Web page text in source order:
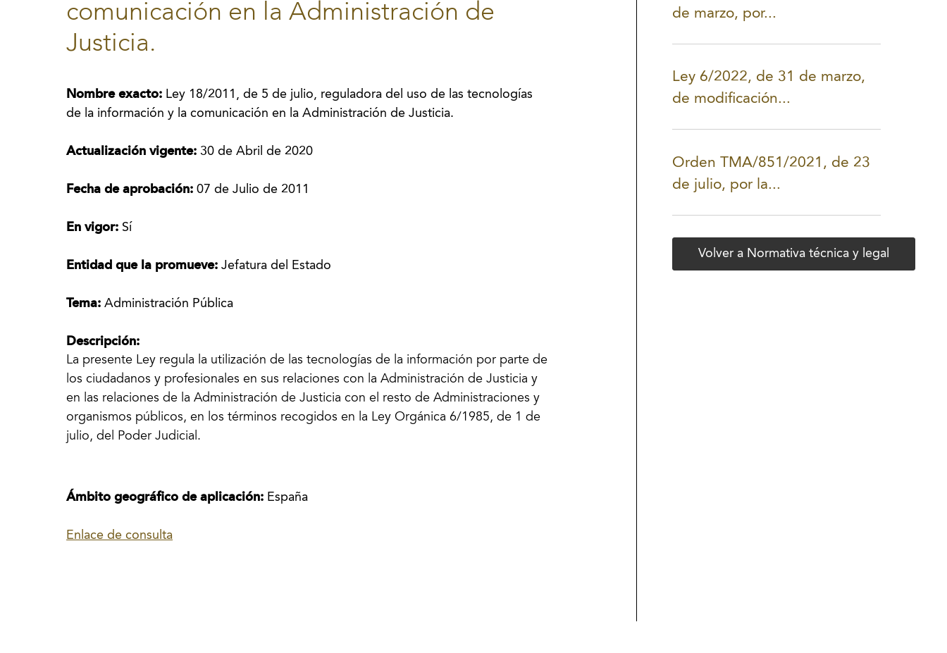
comunicación en la Administración de
Justicia.
Nombre exacto: Ley 18/2011, de 5 de julio, reguladora del uso de las tecnologías
de la información y la comunicación en la Administración de Justicia.
Actualización vigente:30 de Abril de 2020
Fecha de aprobación:07 de Julio de 2011
En vigor: Sí
Entidad que la promueve:Jefatura del Estado
Tema:Administración Pública
Descripción:
La presente Ley regula la utilización de las tecnologías de la información por parte de
los ciudadanos y profesionales en sus relaciones con la Administración de Justicia y
en las relaciones de la Administración de Justicia con el resto de Administraciones y
organismos públicos, en los términos recogidos en la Ley Orgánica 6/1985, de 1 de
julio, del Poder Judicial.
Ámbito geográfico de aplicación: España
Enlace de consulta
de marzo, por...
Ley 6/2022, de 31 de marzo,
de modificación...
Orden TMA/851/2021, de 23
de julio, por la...
Volver a Normativa técnica y legal